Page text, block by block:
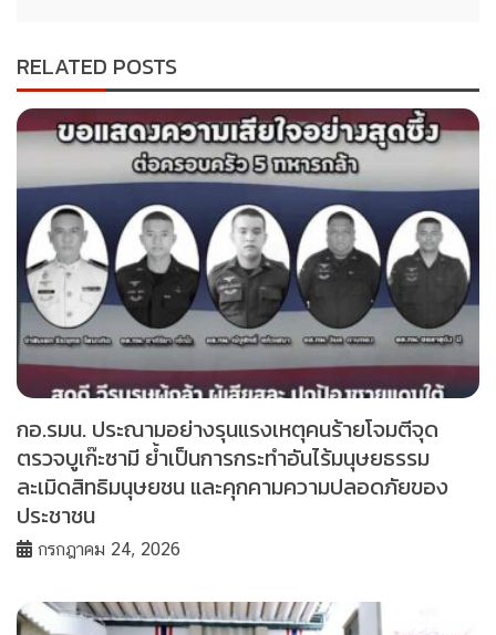
RELATED POSTS
กอ.รมน. ประณามอย่างรุนแรงเหตุคนร้ายโจมตีจุด
ตรวจบูเก๊ะซามี ย้ำเป็นการกระทำอันไร้มนุษยธรรม
ละเมิดสิทธิมนุษยชน และคุกคามความปลอดภัยของ
ประชาชน
กรกฎาคม 24, 2026